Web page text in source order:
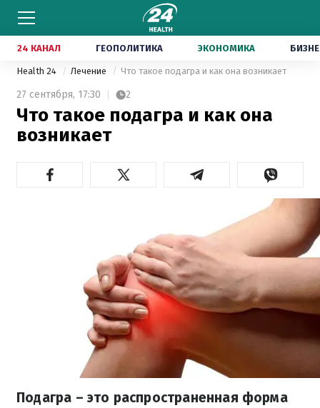
24 КАНАЛ ГЕОПОЛИТИКА ЭКОНОМИКА
Health 24 Лечение Что такое подагра и как она возникает
27 сентября, 17:30 2
Что такое подагра и как она
возникает
Подагра – это распространенная форма